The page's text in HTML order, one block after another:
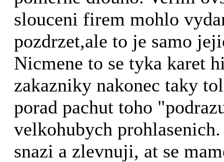
slouceni firem mohlo
pozdrzet,ale to je samo
Nicmene to se tyka karet
zakazniky nakonec taky
porad pachut toho
velkohubych
snazi a zlevnuji, at se